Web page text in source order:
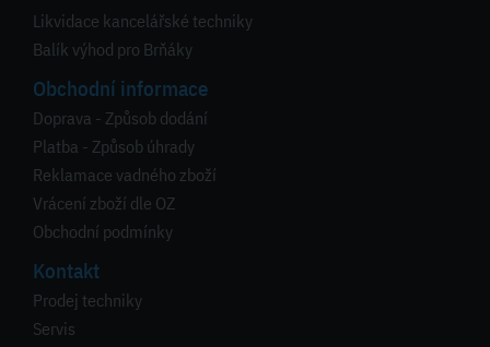
Likvidace kancelářské techniky
Balík výhod pro Brňáky
Obchodní informace
Doprava - Způsob dodání
Platba - Způsob úhrady
Reklamace vadného zboží
Vrácení zboží dle OZ
Obchodní podmínky
Kontakt
Prodej techniky
Servis